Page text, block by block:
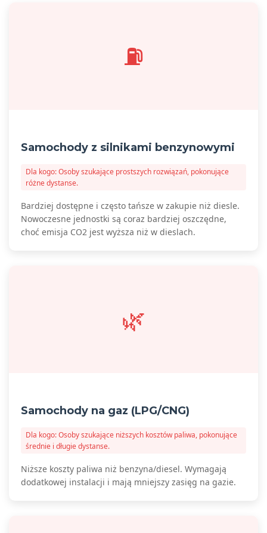
⛽
Samochody z silnikami benzynowymi
Dla kogo: Osoby szukające prostszych rozwiązań, pokonujące
różne dystanse.
Bardziej dostępne i często tańsze w zakupie niż diesle.
Nowoczesne jednostki są coraz bardziej oszczędne,
choć emisja CO2 jest wyższa niż w dieslach.
🌿
Samochody na gaz (LPG/CNG)
Dla kogo: Osoby szukające niższych kosztów paliwa, pokonujące
średnie i długie dystanse.
Niższe koszty paliwa niż benzyna/diesel. Wymagają
dodatkowej instalacji i mają mniejszy zasięg na gazie.